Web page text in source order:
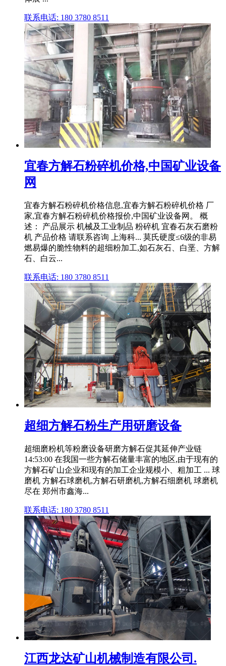
联系电话: 180 3780 8511
宜春方解石粉碎机价格,中国矿业设备
网
宜春方解石粉碎机价格信息,宜春方解石粉碎机价格 厂
家,宜春方解石粉碎机价格报价,中国矿业设备网。 概
述： 产品展示 机械及工业制品 粉碎机 宜春石灰石磨粉
机 产品价格 请联系咨询 上海科... 莫氏硬度≤6级的非易
燃易爆的脆性物料的超细粉加工,如石灰石、白垩、方解
石、白云...
联系电话: 180 3780 8511
超细方解石粉生产用研磨设备
超细磨粉机等粉磨设备研磨方解石促其延伸产业链
14:53:00 在我国一些方解石储量丰富的地区,由于现有的
方解石矿山企业和现有的加工企业规模小、粗加工 ... 球
磨机 方解石球磨机,方解石研磨机,方解石细磨机 球磨机
尽在 郑州市鑫海...
联系电话: 180 3780 8511
江西龙达矿山机械制造有限公司.